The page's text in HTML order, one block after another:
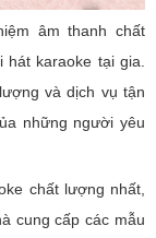
âm thanh chất
hát karaoke tại gia.
và dịch vụ tận
những người yêu
chất lượng nhất,
cung cấp các mẫu